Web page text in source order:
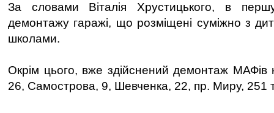
За словами Віталія Хрустицького, в
демонтажу гаражі, що розміщені суміжно з
школами.
Окрім цього, вже здійснений демонтаж МАФів
26, Самострова, 9, Шевченка, 22, пр. Миру, 251